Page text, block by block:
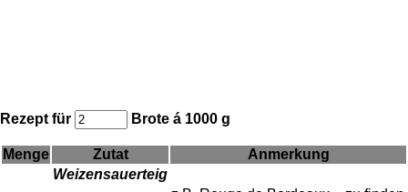
Rezept für Brote á 1000 g
Menge Zutat
Anmerkung
Weizensauerteig